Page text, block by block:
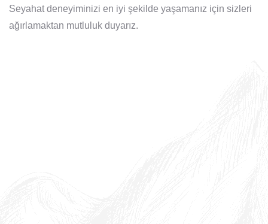
Seyahat deneyiminizi en iyi şekilde yaşamanız için sizleri
ağırlamaktan mutluluk duyarız.